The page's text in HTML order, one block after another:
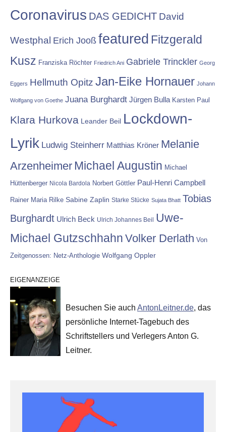
Coronavirus DAS GEDICHT David
Westphal Erich Jooß featured Fitzgerald
Kusz Franziska Röchter Friedrich Ani Gabriele Trinckler Georg
Eggers Hellmuth Opitz Jan-Eike Hornauer Johann
Wolfgang von Goethe Juana Burghardt Jürgen Bulla Karsten Paul
Klara Hurkova Leander Beil Lockdown-
Lyrik Ludwig Steinherr Matthias Kröner Melanie
Arzenheimer Michael Augustin Michael
Hüttenberger Nicola Bardola Norbert Göttler Paul-Henri Campbell
Rainer Maria Rilke Sabine Zaplin Starke Stücke Sujata Bhatt Tobias
Burghardt Ulrich Beck Ulrich Johannes Beil
Uwe-
Michael Gutzschhahn Volker Derlath Von
Zeitgenossen: Netz-Anthologie Wolfgang Oppler
EIGENANZEIGE
Besuchen Sie auch AntonLeitner.de, das
persönliche Internet-Tagebuch des
Schriftstellers und Verlegers Anton G.
Leitner.